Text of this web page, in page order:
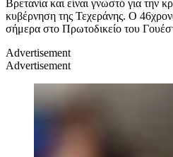
Βρετανία και είναι γνωστό για την
κυβέρνηση της Τεχεράνης. Ο
σήμερα στο Πρωτοδικείο του
Advertisement
Advertisement